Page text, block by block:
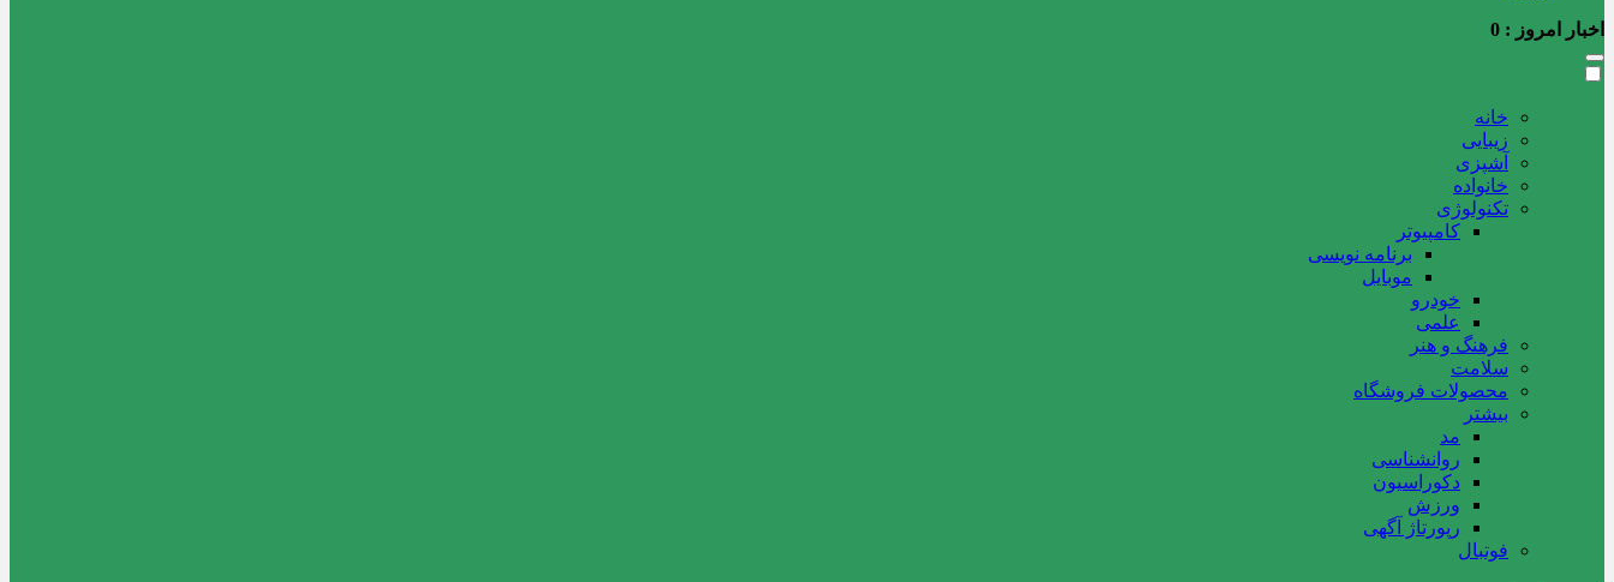
اخبار امروز : 0
خانه
زیبایی
آشپزی
خانواده
تکنولوژی
کامپیوتر
برنامه نویسی
موبایل
خودرو
علمی
فرهنگ و هنر
سلامت
محصولات فروشگاه
بیشتر
مد
روانشناسی
دکوراسیون
ورزش
رپورتاژ آگهی
فوتبال